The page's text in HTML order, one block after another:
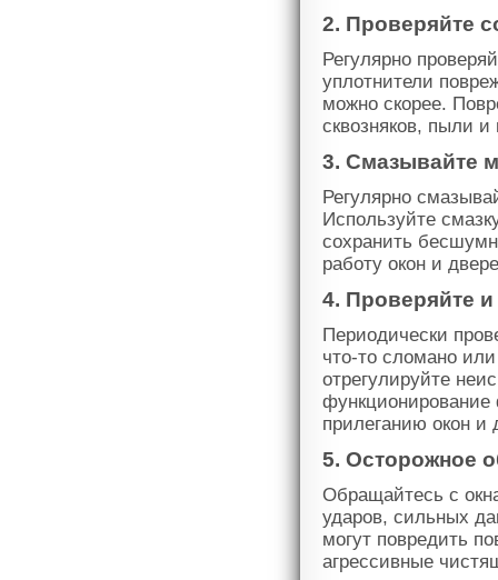
2. Проверяйте
Регулярно
уплотнители
можно скорее.
сквозняков, пыли и
3. Смазывайте
Регулярно
Используйте
сохранить
работу окон и
4. Проверяйте
Периодически
что-то сломано
отрегулируйте
прилеганию окон и
5. Осторожное
Обращайтесь с
ударов, сильных
могут повредить
агрессивные